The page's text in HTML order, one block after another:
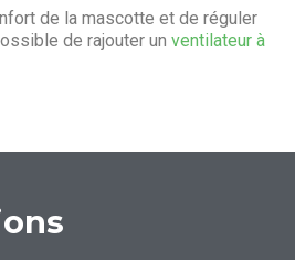
de la mascotte et de réguler
de rajouter un ventilateur à